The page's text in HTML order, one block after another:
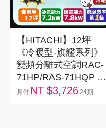
【HITACHI】12坪
《冷暖型-旗艦系列》
變頻分離式空調RAC-
71HP/RAS-71HQP 含
運+標準安裝+舊機回
月付 NT $3,726 24期